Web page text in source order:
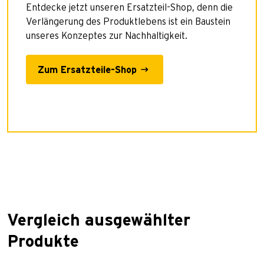
Entdecke jetzt unseren Ersatzteil-Shop, denn die
Verlängerung des Produktlebens ist ein Baustein
unseres Konzeptes zur Nachhaltigkeit.
Zum Ersatzteile-Shop
Vergleich ausgewählter
Produkte